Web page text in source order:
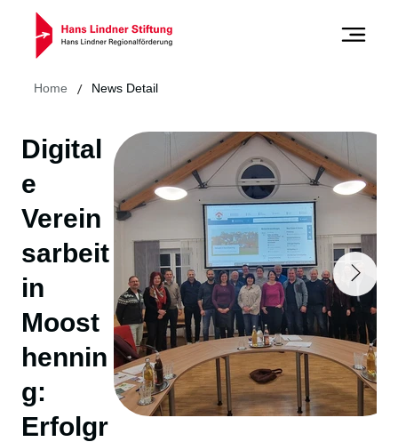
Digital
e
Verein
sarbeit
in
Moost
hennin
g:
Erfolgr
Home / News Detail